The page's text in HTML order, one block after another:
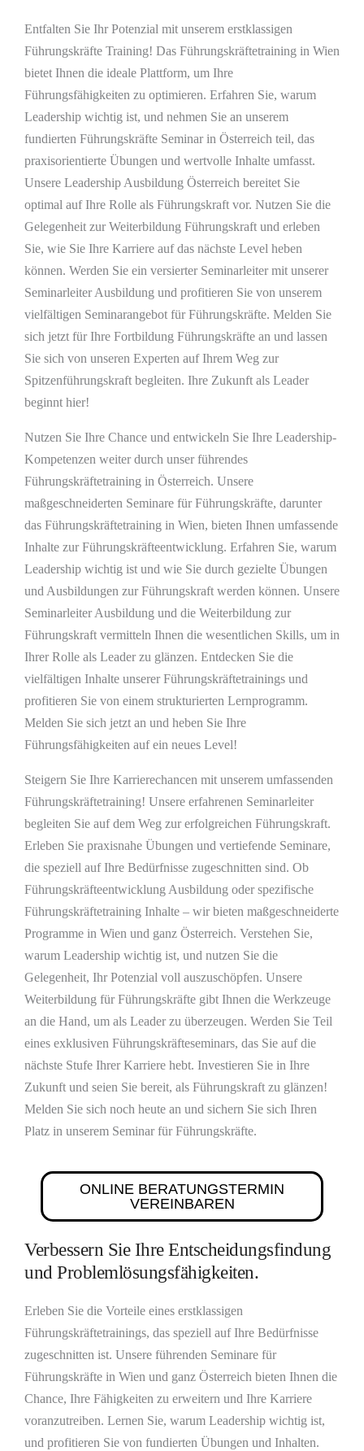
Entfalten Sie Ihr Potenzial mit unserem erstklassigen
Führungskräfte Training! Das Führungskräftetraining in Wien
bietet Ihnen die ideale Plattform, um Ihre
Führungsfähigkeiten zu optimieren. Erfahren Sie, warum
Leadership wichtig ist, und nehmen Sie an unserem
fundierten Führungskräfte Seminar in Österreich teil, das
praxisorientierte Übungen und wertvolle Inhalte umfasst.
Unsere Leadership Ausbildung Österreich bereitet Sie
optimal auf Ihre Rolle als Führungskraft vor. Nutzen Sie die
Gelegenheit zur Weiterbildung Führungskraft und erleben
Sie, wie Sie Ihre Karriere auf das nächste Level heben
können. Werden Sie ein versierter Seminarleiter mit unserer
Seminarleiter Ausbildung und profitieren Sie von unserem
vielfältigen Seminarangebot für Führungskräfte. Melden Sie
sich jetzt für Ihre Fortbildung Führungskräfte an und lassen
Sie sich von unseren Experten auf Ihrem Weg zur
Spitzenführungskraft begleiten. Ihre Zukunft als Leader
beginnt hier!
Nutzen Sie Ihre Chance und entwickeln Sie Ihre Leadership-
Kompetenzen weiter durch unser führendes
Führungskräftetraining in Österreich. Unsere
maßgeschneiderten Seminare für Führungskräfte, darunter
das Führungskräftetraining in Wien, bieten Ihnen umfassende
Inhalte zur Führungskräfteentwicklung. Erfahren Sie, warum
Leadership wichtig ist und wie Sie durch gezielte Übungen
und Ausbildungen zur Führungskraft werden können. Unsere
Seminarleiter Ausbildung und die Weiterbildung zur
Führungskraft vermitteln Ihnen die wesentlichen Skills, um in
Ihrer Rolle als Leader zu glänzen. Entdecken Sie die
vielfältigen Inhalte unserer Führungskräftetrainings und
profitieren Sie von einem strukturierten Lernprogramm.
Melden Sie sich jetzt an und heben Sie Ihre
Führungsfähigkeiten auf ein neues Level!
Steigern Sie Ihre Karrierechancen mit unserem umfassenden
Führungskräftetraining! Unsere erfahrenen Seminarleiter
begleiten Sie auf dem Weg zur erfolgreichen Führungskraft.
Erleben Sie praxisnahe Übungen und vertiefende Seminare,
die speziell auf Ihre Bedürfnisse zugeschnitten sind. Ob
Führungskräfteentwicklung Ausbildung oder spezifische
Führungskräftetraining Inhalte – wir bieten maßgeschneiderte
Programme in Wien und ganz Österreich. Verstehen Sie,
warum Leadership wichtig ist, und nutzen Sie die
Gelegenheit, Ihr Potenzial voll auszuschöpfen. Unsere
Weiterbildung für Führungskräfte gibt Ihnen die Werkzeuge
an die Hand, um als Leader zu überzeugen. Werden Sie Teil
eines exklusiven Führungskräfteseminars, das Sie auf die
nächste Stufe Ihrer Karriere hebt. Investieren Sie in Ihre
Zukunft und seien Sie bereit, als Führungskraft zu glänzen!
Melden Sie sich noch heute an und sichern Sie sich Ihren
Platz in unserem Seminar für Führungskräfte.
ONLINE BERATUNGSTERMIN
VEREINBAREN
Verbessern Sie Ihre Entscheidungsfindung
und Problemlösungsfähigkeiten.
Erleben Sie die Vorteile eines erstklassigen
Führungskräftetrainings, das speziell auf Ihre Bedürfnisse
zugeschnitten ist. Unsere führenden Seminare für
Führungskräfte in Wien und ganz Österreich bieten Ihnen die
Chance, Ihre Fähigkeiten zu erweitern und Ihre Karriere
voranzutreiben. Lernen Sie, warum Leadership wichtig ist,
und profitieren Sie von fundierten Übungen und Inhalten.